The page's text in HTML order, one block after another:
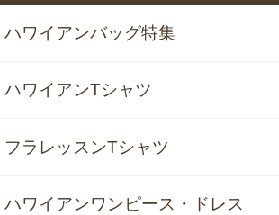
ハワイアンバッグ特集
ハワイアンTシャツ
フラレッスンTシャツ
ハワイアンワンピース・ドレス